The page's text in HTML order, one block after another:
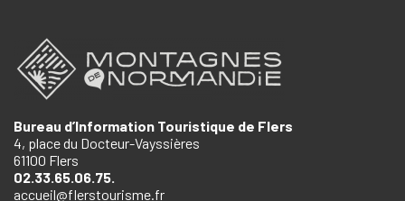
Bureau d’Information Touristique de Flers
4, place du Docteur-Vayssières
61100 Flers
02.33.65.06.75.
accueil@flerstourisme.fr